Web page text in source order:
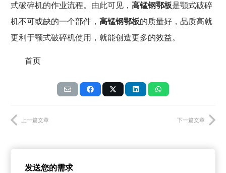
式破碎机的作业流程。由此可见， 高锰钢鄂板是颚式破碎
机不可或缺的一个部件， 高锰钢鄂板的质量好，品质高就
更利于颚式破碎机使用，就能创造更多的效益。
首页
上一篇文章 下一篇文章
发送您的需求